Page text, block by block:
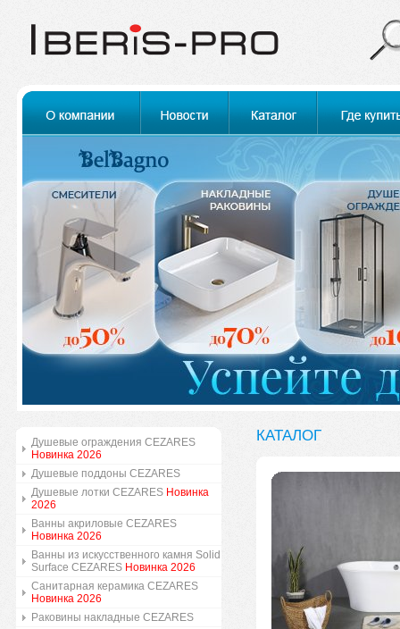
Душевые ограждения CEZARES
Новинка 2026
Душевые поддоны CEZARES
Душевые лотки CEZARES Новинка
2026
Ванны акриловые CEZARES
Новинка 2026
Ванны из искусственного камня Solid
Surface CEZARES Новинка 2026
Санитарная керамика CEZARES
Новинка 2026
Раковины накладные CEZARES
КАТАЛОГ